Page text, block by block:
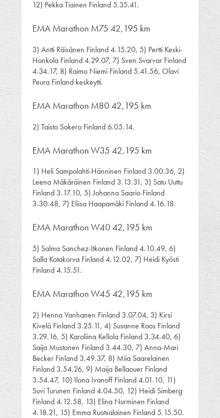
12) Pekka Tiainen Finland 5.35.41.
EMA Marathon M75 42,195 km
3) Antti Räisänen Finland 4.15.20, 5) Pertti Keski-
Honkola Finland 4.29.07, 7) Sven Svarvar Finland
4.34.17, 8) Raimo Niemi Finland 5.41.56, Olavi
Peura Finland keskeytti.
EMA Marathon M80 42,195 km
2) Taisto Sokero Finland 6.05.14.
EMA Marathon W35 42,195 km
1) Heli Sampolahti-Hänninen Finland 3.00.36, 2)
Leena Mäkäräinen Finland 3.13.31, 3) Satu Uuttu
Finland 3.17.10, 5) Johanna Saario Finland
3.30.48, 7) Eliisa Haapamäki Finland 4.16.18.
EMA Marathon W40 42,195 km
5) Salma Sanchez-Itkonen Finland 4.10.49, 6)
Salla Kotakorva Finland 4.12.02, 7) Heidi Kyösti
Finland 4.15.51.
EMA Marathon W45 42,195 km
2) Henna Vanhanen Finland 3.07.04, 3) Kirsi
Kivelä Finland 3.25.11, 4) Susanne Roos Finland
3.29.16, 5) Karoliina Kellola Finland 3.34.40, 6)
Saija Mustonen Finland 3.44.30, 7) Anna-Mari
Becker Finland 3.49.37, 8) Miia Saarelainen
Finland 3.54.26, 9) Maija Bellaouer Finland
3.54.47, 10) Ilona Ivanoff Finland 4.01.10, 11)
Suvi Turunen Finland 4.04.50, 12) Heidi Simberg
Finland 4.12.58, 13) Elina Nurminen Finland
4.18.21, 15) Emma Ruotsalainen Finland 5.15.50.